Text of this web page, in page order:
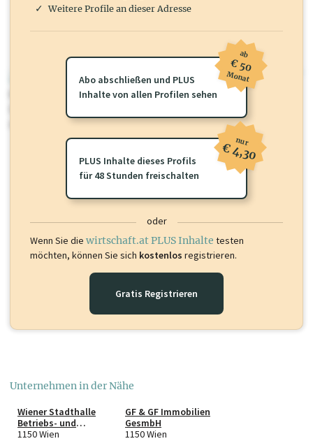
wirtschaft.at PLUS
Für dieses Profil gibt es zusätzlichewirtschaft.at PLUS Inhalte
oder loggen Sie sich ein um diese Inhalte zu sehen.
Weitere Profile an dieser Adresse
Abo abschließen und PLUS
Inhalte von allen Profilen sehen
ab
€ 50
Monat
PLUS Inhalte dieses Profils
für 48 Stunden freischalten
nur
€ 4,30
oder
Wenn Sie die wirtschaft.at PLUS Inhalte testen
möchten, können Sie sich kostenlos registrieren.
Gratis Registrieren
Unternehmen in der Nähe
Wiener Stadthalle
Betriebs- und
Veranstaltungsgesel
1150 Wien
GF & GF Immobilien
GesmbH
1150 Wien